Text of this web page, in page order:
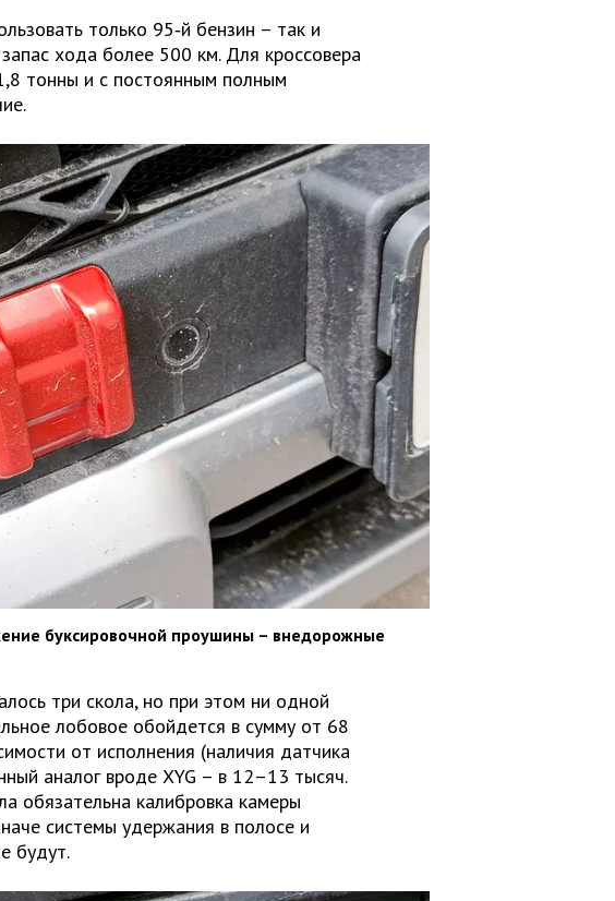
только 95‑й бензин – так и
хода более 500 км. Для кроссовера
тонны и с постоянным полным
буксировочной проушины – внедорожные
три скола, но при этом ни одной
лобовое обойдется в сумму от 68
от исполнения (наличия датчика
аналог вроде XYG – в 12–13 тысяч.
обязательна калибровка камеры
системы удержания в полосе и
будут.